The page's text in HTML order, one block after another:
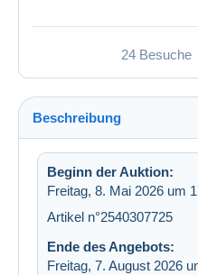
24 Besuche
Beschreibung
Beginn der Auktion:
Freitag, 8. Mai 2026 um
Artikel n°2540307725
Ende des Angebots:
Freitag, 7. August 2026